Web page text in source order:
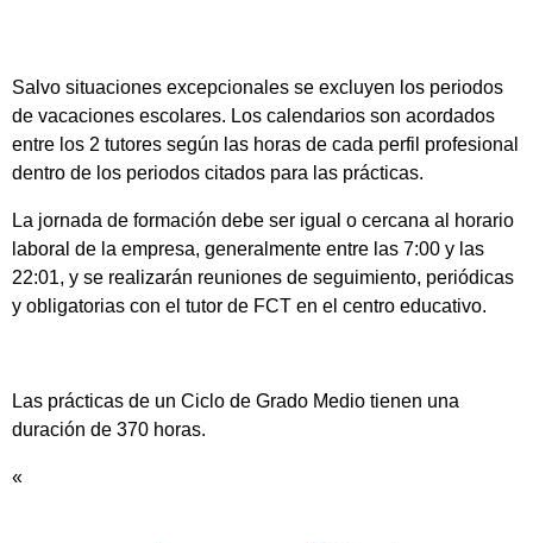
Salvo situaciones excepcionales se excluyen los periodos
de vacaciones escolares. Los calendarios son acordados
entre los 2 tutores según las horas de cada perfil profesional
dentro de los periodos citados para las prácticas.
La jornada de formación debe ser igual o cercana al horario
laboral de la empresa, generalmente entre las 7:00 y las
22:01, y se realizarán reuniones de seguimiento, periódicas
y obligatorias con el tutor de FCT en el centro educativo.
Las prácticas de un Ciclo de Grado Medio tienen una
duración de 370 horas.
«